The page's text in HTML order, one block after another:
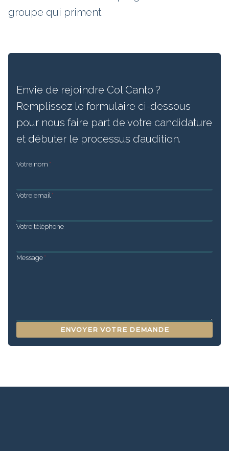
groupe qui priment.
Envie de rejoindre Col Canto ?
Remplissez le formulaire ci-dessous
pour nous faire part de votre candidature
et débuter le processus d’audition.
Votre nom *
Votre email *
Votre téléphone
Message *
ENVOYER VOTRE DEMANDE